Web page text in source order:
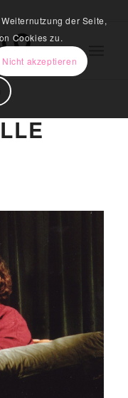
der Seite,
Cookies zu.
Nicht akzeptieren